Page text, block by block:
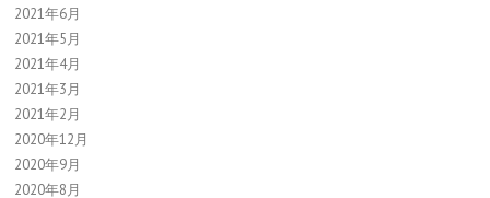
2021年6月
2021年5月
2021年4月
2021年3月
2021年2月
2020年12月
2020年9月
2020年8月